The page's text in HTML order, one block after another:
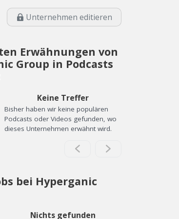
Unternehmen editieren
Erwähnungen von
Group in Podcasts
Keine Treffer
Bisher haben wir keine populären
Podcasts oder Videos gefunden, wo
dieses Unternehmen erwähnt wird.
bei Hyperganic
Nichts gefunden